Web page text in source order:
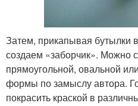
Затем, прикапывая бутылки
создаем «заборчик». Можно
прямоугольной, овальной
формы по замыслу автора.
покрасить краской в